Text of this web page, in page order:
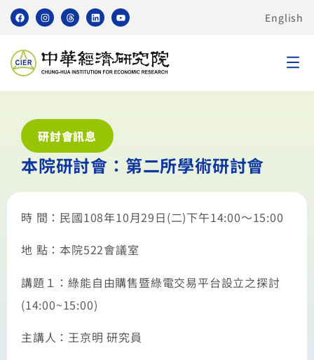
English
研討會訊息
本院研討會：第二所學術研討會
時 間：民國108年10月29日(二)下午14:00～15:00
地 點：本院522會議室
講題１：綠能自由購售暨綠電交易平台設立之探討
(14:00~15:00)
主講人：王京明 研究員